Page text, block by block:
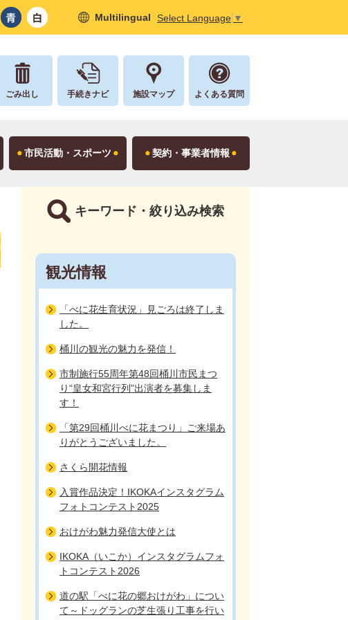
Multilingual Select Language ▼
ごみ出し 手続きナビ 施設マップ よくある質問
市民活動・スポーツ 契約・事業者情報
キーワード・絞り込み検索
観光情報
「べに花生育状況」見ごろは終了しま
した。
桶川の観光の魅力を発信！
市制施行55周年第48回桶川市民まつ
り“皇女和宮行列”出演者を募集しま
す！
「第29回桶川べに花まつり」ご来場あ
りがとうございました。
さくら開花情報
入賞作品決定！IKOKAインスタグラム
フォトコンテスト2025
おけがわ魅力発信大使とは
IKOKA（いこか）インスタグラムフォ
トコンテスト2026
道の駅「べに花の郷おけがわ」につい
て～ドッグランの芝生張り工事を行い